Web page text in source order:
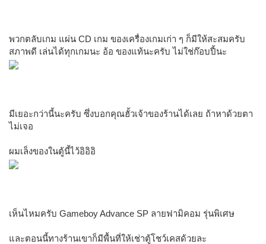
พวกตลับเกม แผ่น CD เกม ของเครื่องเกมเก่า ๆ ก็มีให้สะสมครับ
สภาพดี เล่นได้ทุกเกมนะ อ้อ ของแท้นะครับ ไม่ใช่ก๊อบปี้นะ
มีเยอะกว่านี้นะครับ ซึ่งบอกคุณฮั้วเจ้าของร้านได้เลย ถ้าหาด้วยตา
ไม่เจอ
ผมเล็งของในตู้นี้ไว้อิอิอิ
เห็นไหมครับ Gameboy Advance SP ลายฟามิคอม รุ่นพิเศษ
และตอนนี้ทางร้านเขาก็มีพื้นที่ให้เช่าตู้โชว์เคสด้วยละ